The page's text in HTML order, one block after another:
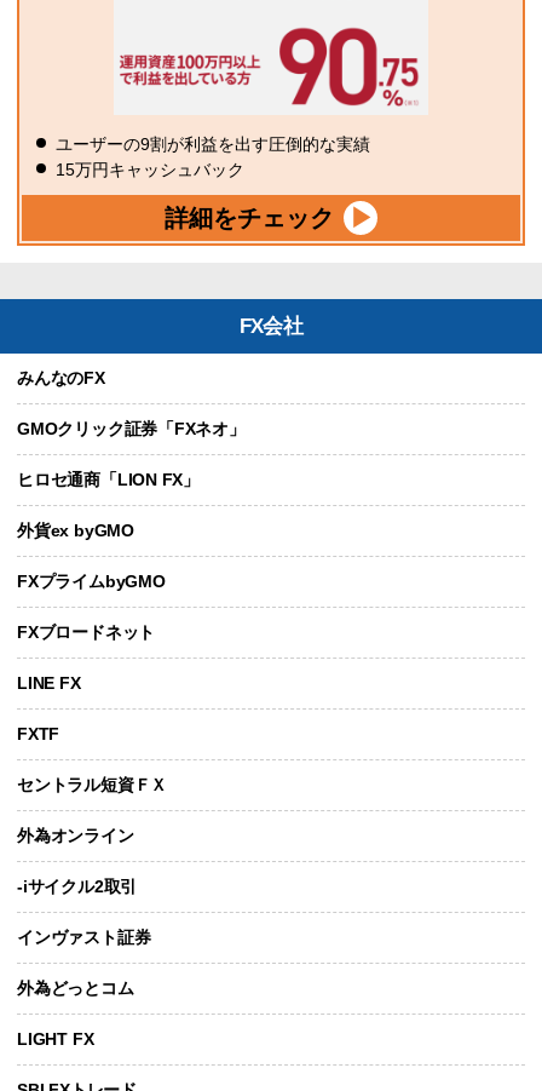
ユーザーの9割が利益を出す圧倒的な実績
15万円キャッシュバック
詳細をチェック
FX会社
みんなのFX
GMOクリック証券「FXネオ」
ヒロセ通商「LION FX」
外貨ex byGMO
FXプライムbyGMO
FXブロードネット
LINE FX
FXTF
セントラル短資ＦＸ
外為オンライン
-iサイクル2取引
インヴァスト証券
外為どっとコム
LIGHT FX